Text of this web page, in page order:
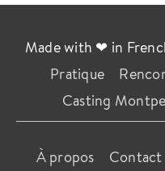
Made with ❤ in
Pratique
Casting
À propos Contact